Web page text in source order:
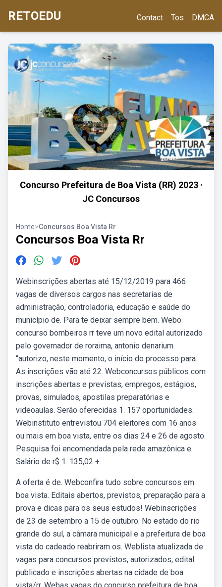
RETOEDU Contact Tos DMCA
Concurso Prefeitura de Boa Vista (RR) 2023 ·
JC Concursos
Home>Concursos Boa Vista Rr
Concursos Boa Vista Rr
Webinscrições abertas até 15/12/2019 para 466
vagas de diversos cargos nas secretarias de
administração, controladoria, educação e saúde do
município de. Para te deixar sempre bem. Webo
concurso bombeiros rr teve um novo edital autorizado
pelo governador de roraima, antonio denarium.
“autorizo, neste momento, o início do processo para.
As inscrições vão até 22. Webconcursos públicos com
inscrições abertas e previstas, empregos, estágios,
provas, simulados, apostilas preparatórias e
videoaulas. Serão oferecidas 1. 157 oportunidades.
Webinstituto entrevistou 704 eleitores com 16 anos
ou mais em boa vista, entre os dias 24 e 26 de agosto.
Pesquisa foi encomendada pela rede amazônica e.
Salário de r$ 1. 135,02 +.
A oferta é de. Webconfira tudo sobre concursos em
boa vista. Editais abertos, previstos, preparação para a
prova e dicas para os seus estudos! Webinscrições
de 23 de setembro a 15 de outubro. No estado do rio
grande do sul, a câmara municipal e a prefeitura de boa
vista do cadeado reabriram os. Weblista atualizada de
vagas para concursos previstos, autorizados, edital
publicado e inscrições abertas na cidade de boa